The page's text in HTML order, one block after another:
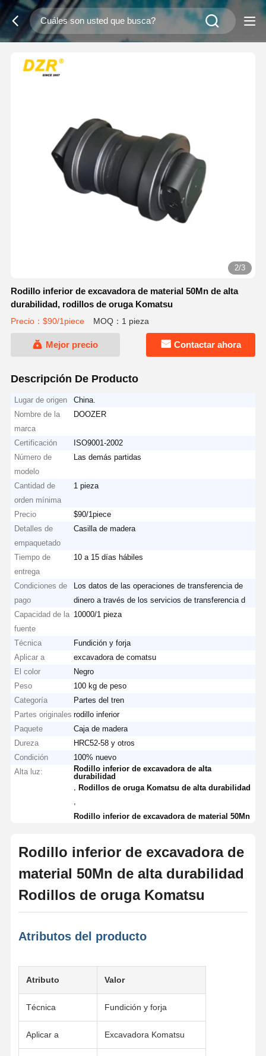
2/3
Rodillo inferior de excavadora de material 50Mn de alta
durabilidad, rodillos de oruga Komatsu
Precio：$90/1piece MOQ：1 pieza
Mejor precio Contactar ahora
Descripción De Producto
Lugar de origen
China.
Nombre de la
marca
DOOZER
Certificación
ISO9001-2002
Número de
modelo
Las demás partidas
Cantidad de
orden mínima
1 pieza
Precio
$90/1piece
Detalles de
empaquetado
Casilla de madera
Tiempo de
entrega
10 a 15 días hábiles
Condiciones de
pago
Los datos de las operaciones de transferencia de
dinero a través de los servicios de transferencia d
Capacidad de la
fuente
10000/1 pieza
Técnica
Fundición y forja
Aplicar a
excavadora de comatsu
El color
Negro
Peso
100 kg de peso
Categoría
Partes del tren
Partes originales rodillo inferior
Paquete
Caja de madera
Dureza
HRC52-58 y otros
Condición
100% nuevo
Alta luz:
Rodillo inferior de excavadora de alta
durabilidad
,Rodillos de oruga Komatsu de alta durabilidad
Rodillo inferior de excavadora de material 50Mn
Rodillo inferior de excavadora de
material 50Mn de alta durabilidad
Rodillos de oruga Komatsu
Atributos del producto
Atributo Valor
Técnica Fundición y forja
Aplicar a Excavadora Komatsu